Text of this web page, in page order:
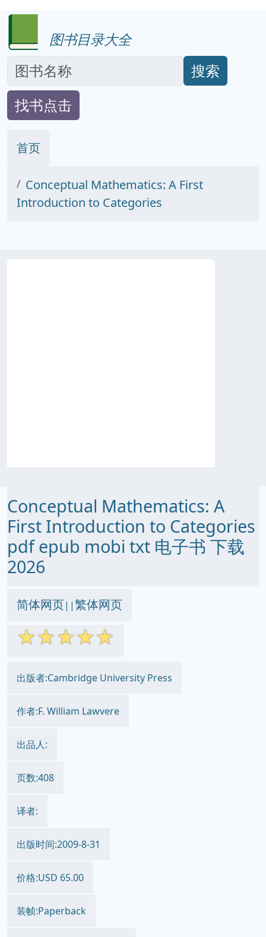
图书目录大全
搜索
找书点击
首页
Conceptual Mathematics: A First
Introduction to Categories
Conceptual Mathematics: A
First Introduction to Categories
pdf epub mobi txt 电子书 下载
2026
简体网页||繁体网页
☆☆☆☆☆
出版者:Cambridge University Press
作者:F. William Lawvere
出品人:
页数:408
译者:
出版时间:2009-8-31
价格:USD 65.00
装帧:Paperback